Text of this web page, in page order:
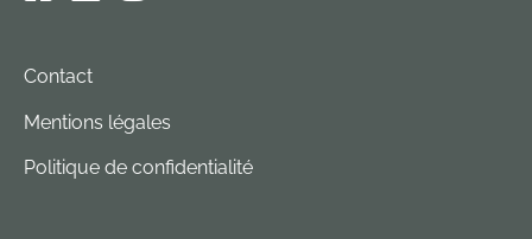
Contact
Mentions légales
Politique de confidentialité